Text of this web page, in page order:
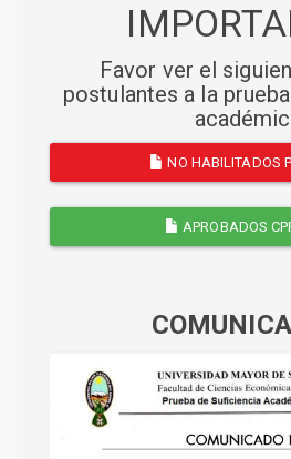
Favor ver el
postulantes a la
NO HABILITADOS
APROBADOS